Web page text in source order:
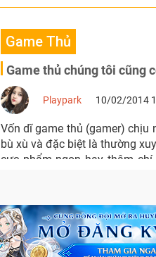
Game Thủ
Game thủ chúng tôi cũng
Playpark 10/02/2014
Vốn dĩ game thủ (gamer)
bù xù và đặc biệt là thường
cực phẩm ngon hay thậm